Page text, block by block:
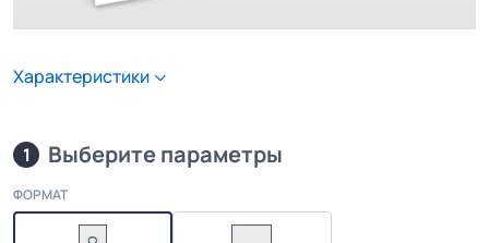
Характеристики
1 Выберите параметры
ФОРМАТ